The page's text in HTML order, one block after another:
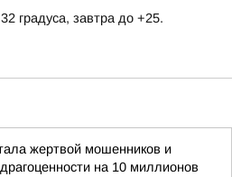
градуса, завтра до +25.
жертвой мошенников и
на 10 миллионов